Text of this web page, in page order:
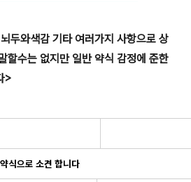
두와색감 기타 여러가지 사항으로 상
할수는 없지만 일반 약식 감정에 준한
>
식으로 소견 합니다